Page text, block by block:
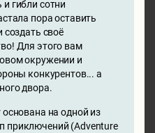
гибли сотни
пора оставить
создать своё
Для этого вам
окружении и
конкурентов... а
двора.
на одной из
приключений (Adventure